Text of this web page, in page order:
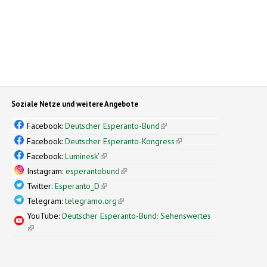
Soziale Netze und weitere Angebote
Facebook:Deutscher Esperanto-Bund(link is external)
Facebook:Deutscher Esperanto-Kongress(link is external)
Facebook:Luminesk'(link is external)
Instagram:esperantobund(link is external)
Twitter:Esperanto_D(link is external)
Telegram:telegramo.org(link is external)
YouTube:Deutscher Esperanto-Bund: Sehenswertes
(link is external)